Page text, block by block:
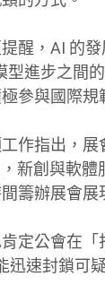
醒，AI 的
型進步之間
參與國際
作指出，
新創與軟
籌辦展會展
定公會在
迅速封鎖可